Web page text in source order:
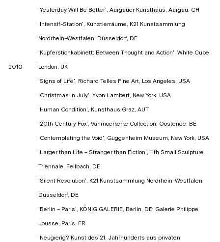
2010
'Yesterday Will Be Better', Aargauer Kunsthaus, Aargau, CH
'Intensif-Station', Künstlerräume, K21 Kunstsammlung
Nordrhein-Westfalen, Düsseldorf, DE
'Kupferstichkabinett: Between Thought and Action', White Cube,
London, UK
'Signs of Life', Richard Telles Fine Art, Los Angeles, USA
'Christmas in July', Yvon Lambert, New York, USA
'Human Condition', Kunsthaus Graz, AUT
'20th Century Fox', Vanmoerkerke Collection, Oostende, BE
'Contemplating the Void', Guggenheim Museum, New York, USA
'Larger than Life – Stranger than Fiction', 11th Small Sculpture
Triennale, Fellbach, DE
'Silent Revolution', K21 Kunstsammlung Nordrhein-Westfalen,
Düsseldorf, DE
'Berlin – Paris', KÖNIG GALERIE, Berlin, DE; Galerie Philippe
Jousse, Paris, FR
'Neugierig? Kunst des 21. Jahrhunderts aus privaten